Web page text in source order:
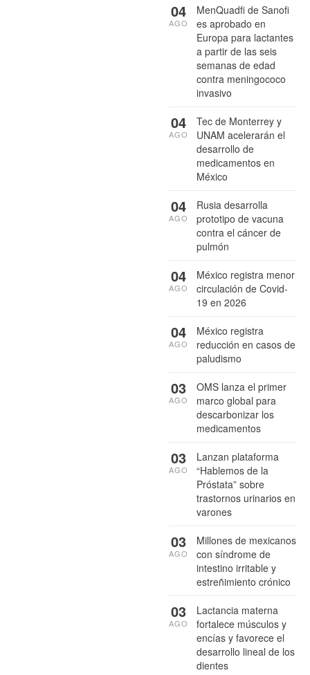
MenQuadfi de Sanofi
es aprobado en
Europa para lactantes
a partir de las seis
semanas de edad
contra meningococo
invasivo
04
AGO
Tec de Monterrey y
UNAM acelerarán el
desarrollo de
medicamentos en
México
04
AGO
Rusia desarrolla
prototipo de vacuna
contra el cáncer de
pulmón
04
AGO
México registra menor
circulación de Covid-
19 en 2026
04
AGO
México registra
reducción en casos de
paludismo
04
AGO
OMS lanza el primer
marco global para
descarbonizar los
medicamentos
03
AGO
Lanzan plataforma
“Hablemos de la
Próstata” sobre
trastornos urinarios en
varones
03
AGO
Millones de mexicanos
con síndrome de
intestino irritable y
estreñimiento crónico
03
AGO
Lactancia materna
fortalece músculos y
encías y favorece el
desarrollo lineal de los
dientes
03
AGO